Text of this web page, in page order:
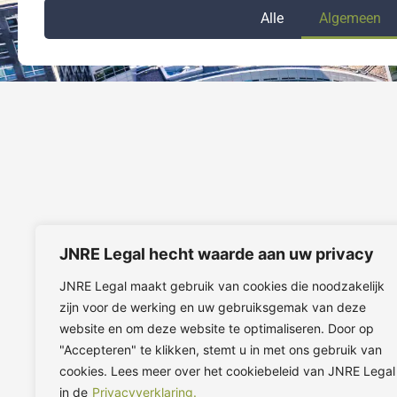
JNRE Legal hecht waarde aan uw privacy
JNRE Legal maakt gebruik van cookies die noodzakelijk
zijn voor de werking en uw gebruiksgemak van deze
website en om deze website te optimaliseren. Door op
"Accepteren" te klikken, stemt u in met ons gebruik van
cookies. Lees meer over het cookiebeleid van JNRE Legal
in de Privacyverklaring.
Alle Algemeen